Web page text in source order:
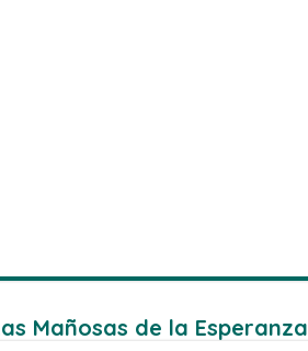
Mañosas de la Esperanza